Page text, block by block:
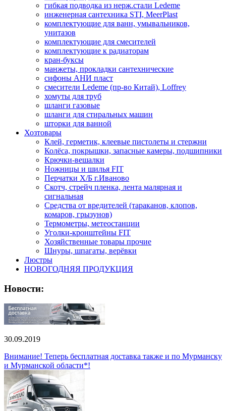
гибкая подводка из нерж.стали Ledeme
инженерная сантехника STI, MeerPlast
комплектующие для ванн, умывальников,
унитазов
комплектующие для смесителей
комплектующие к радиаторам
кран-буксы
манжеты, прокладки сантехнические
сифоны АНИ пласт
смесители Ledeme (пр-во Китай), Loffrey
хомуты для труб
шланги газовые
шланги для стиральных машин
шторки для ванной
Хозтовары
Клей, герметик, клеевые пистолеты и стержни
Колёса, покрышки, запасные камеры, подшипники
Крючки-вешалки
Ножницы и шилья FIT
Перчатки Х/Б г.Иваново
Скотч, стрейч пленка, лента малярная и
сигнальная
Средства от вредителей (тараканов, клопов,
комаров, грызунов)
Термометры, метеостанции
Уголки-кронштейны FIT
Хозяйственные товары прочие
Шнуры, шпагаты, верёвки
Люстры
НОВОГОДНЯЯ ПРОДУКЦИЯ
Новости:
30.09.2019
Внимание! Теперь бесплатная доставка также и по Мурманску
и Мурманской области*!